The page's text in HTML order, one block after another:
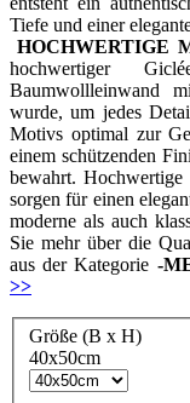
Tiefe und einer
HOCHWERTIGE
hochwertiger
Baumwollleinwand
wurde, um jedes
Motivs optimal zur
einem schützenden
bewahrt. Hochwertige
sorgen für einen
moderne als auch
Sie mehr über die
aus der Kategorie -
>>
Größe (B x H)
40x50cm